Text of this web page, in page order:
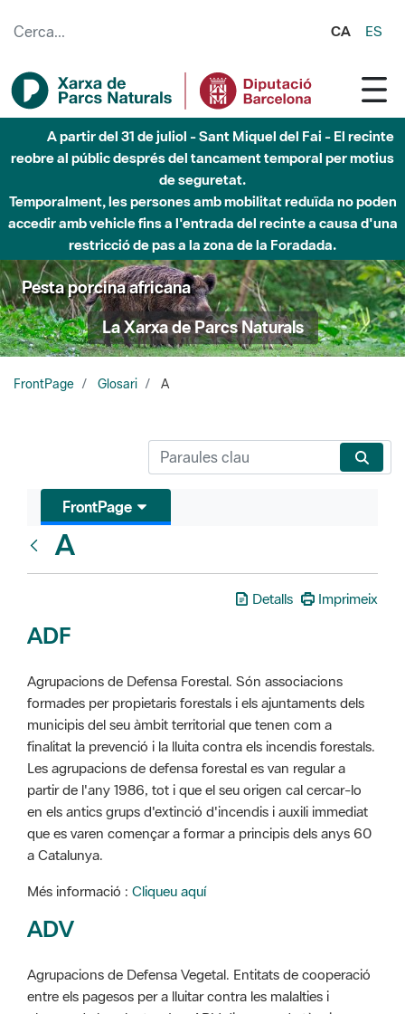
CA ES
A partir del 31 de juliol - Sant Miquel del Fai - El recinte
reobre al públic després del tancament temporal per motius
de seguretat.
Temporalment, les persones amb mobilitat reduïda no poden
accedir amb vehicle fins a l'entrada del recinte a causa d'una
restricció de pas a la zona de la Foradada.
Pesta porcina africana
La Xarxa de Parcs Naturals
FrontPage Glosari A
FrontPage
A
Detalls Imprimeix
ADF
Agrupacions de Defensa Forestal. Són associacions
formades per propietaris forestals i els ajuntaments dels
municipis del seu àmbit territorial que tenen com a
finalitat la prevenció i la lluita contra els incendis forestals.
Les agrupacions de defensa forestal es van regular a
partir de l'any 1986, tot i que el seu origen cal cercar-lo
en els antics grups d'extinció d'incendis i auxili immediat
que es varen començar a formar a principis dels anys 60
a Catalunya.
Més informació : Cliqueu aquí
ADV
Agrupacions de Defensa Vegetal. Entitats de cooperació
entre els pagesos per a lluitar contra les malalties i